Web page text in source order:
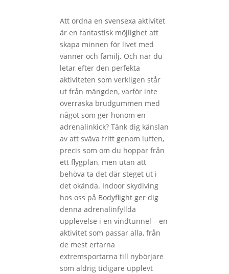
Att ordna en svensexa aktivitet
är en fantastisk möjlighet att
skapa minnen för livet med
vänner och familj. Och när du
letar efter den perfekta
aktiviteten som verkligen står
ut från mängden, varför inte
överraska brudgummen med
något som ger honom en
adrenalinkick? Tänk dig känslan
av att sväva fritt genom luften,
precis som om du hoppar från
ett flygplan, men utan att
behöva ta det där steget ut i
det okända. Indoor skydiving
hos oss på Bodyflight ger dig
denna adrenalinfyllda
upplevelse i en vindtunnel – en
aktivitet som passar alla, från
de mest erfarna
extremsportarna till nybörjare
som aldrig tidigare upplevt